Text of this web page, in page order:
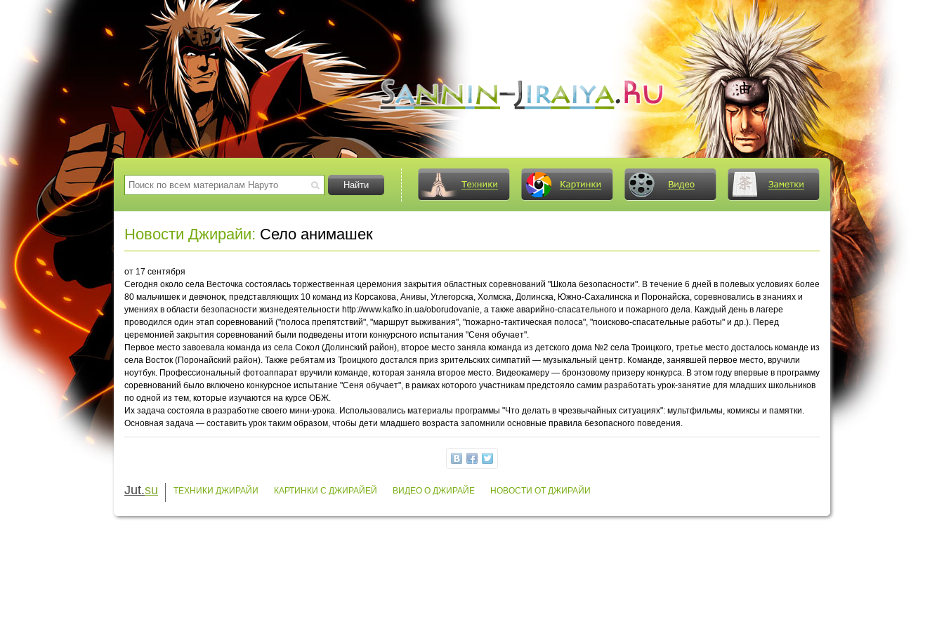
Новости Джирайи: Село анимашек
от 17 сентября
Сегодня около села Весточка состоялась торжественная церемония закрытия областных соревнований "Школа безопасности". В течение 6 дней в полевых условиях более
80 мальчишек и девчонок, представляющих 10 команд из Корсакова, Анивы, Углегорска, Холмска, Долинска, Южно-Сахалинска и Поронайска, соревновались в знаниях и
умениях в области безопасности жизнедеятельности http://www.kafko.in.ua/oborudovanie, а также аварийно-спасательного и пожарного дела. Каждый день в лагере
проводился один этап соревнований ("полоса препятствий", "маршрут выживания", "пожарно-тактическая полоса", "поисково-спасательные работы" и др.). Перед
церемонией закрытия соревнований были подведены итоги конкурсного испытания "Сеня обучает".
Первое место завоевала команда из села Сокол (Долинский район), второе место заняла команда из детского дома №2 села Троицкого, третье место досталось команде из
села Восток (Поронайский район). Также ребятам из Троицкого достался приз зрительских симпатий — музыкальный центр. Команде, занявшей первое место, вручили
ноутбук. Профессиональный фотоаппарат вручили команде, которая заняла второе место. Видеокамеру — бронзовому призеру конкурса. В этом году впервые в программу
соревнований было включено конкурсное испытание "Сеня обучает", в рамках которого участникам предстояло самим разработать урок-занятие для младших школьников
по одной из тем, которые изучаются на курсе ОБЖ.
Их задача состояла в разработке своего мини-урока. Использовались материалы программы "Что делать в чрезвычайных ситуациях": мультфильмы, комиксы и памятки.
Основная задача — составить урок таким образом, чтобы дети младшего возраста запомнили основные правила безопасного поведения.
Jut.su ТЕХНИКИ ДЖИРАЙИ КАРТИНКИ С ДЖИРАЙЕЙ ВИДЕО О ДЖИРАЙЕ НОВОСТИ ОТ ДЖИРАЙИ